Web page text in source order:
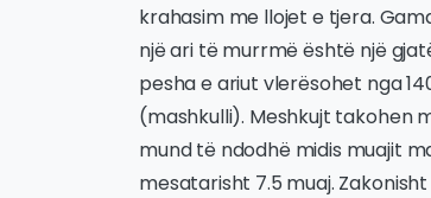
krahasim me llojet e tjera.
një ari të murrmë është një
pesha e ariut vlerësohet nga
(mashkulli). Meshkujt takohen
mund të ndodhë midis muajit
mesatarisht 7.5 muaj.